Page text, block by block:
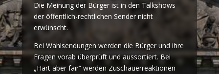
Die Meinung der Bürger ist in den Talkshows
der öffentlich-rechtlichen Sender nicht
erwünscht.
Bei Wahlsendungen werden die Bürger und ihre
Fragen vorab überprüft und aussortiert. Bei
„Hart aber fair“ werden Zuschauerreaktionen